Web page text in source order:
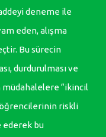
deneme ile
eden, alışma
Bu sürecin
durdurulması ve
müdahalelere “ikincil
riskli
ederek bu